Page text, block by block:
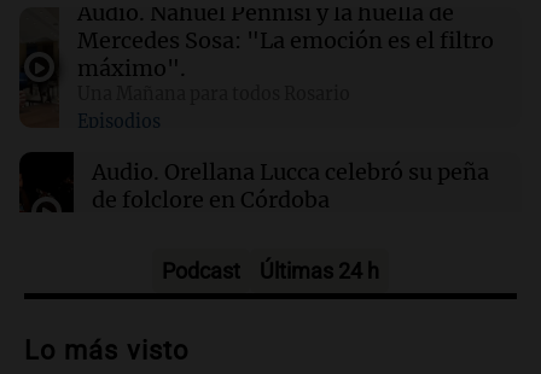
01:49 Mundo
El Pentágono solicita a la industria de defensa
un aumento en la producción de armas
01:31 Ciencia
Reducir alimentos dulces no disminuye
antojos ni mejora la salud, según estudio
Audio. Nahuel Pennisi y la huella de
Mercedes Sosa: "La emoción es el filtro
máximo".
Episodios
Audio. Orellana Lucca celebró su peña
de folclore en Córdoba
Audio.Trágico accidente en Mendoza:
vehículos desde un puente
Podcast Últimas 24 h
Lo más visto